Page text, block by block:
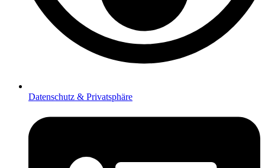
Datenschutz & Privatsphäre